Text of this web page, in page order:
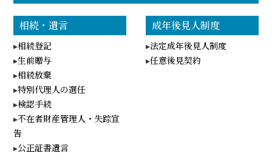
相続・遺言
相続登記
生前贈与
相続放棄
特別代理人の選任
検認手続
不在者財産管理人・失踪宣
告
公正証書遺言
成年後見人制度
法定成年後見人制度
任意後見契約